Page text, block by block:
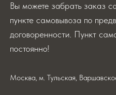
Вы можете забрать заказ
пункте самовывоза по
договоренности. Пункт
постоянно!
Москва, м. Тульская,